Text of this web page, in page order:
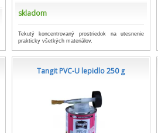
skladom
Tekutý koncentrovaný prostriedok na utesnenie
prakticky všetkých materiálov.
Tangit PVC-U lepidlo 250 g